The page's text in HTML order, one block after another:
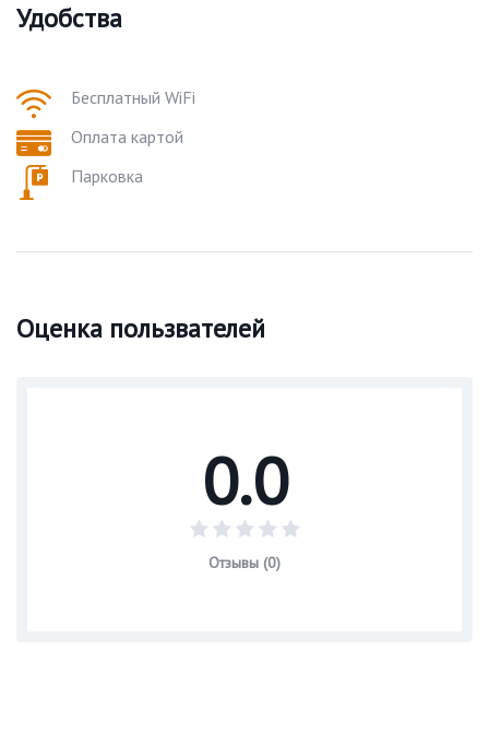
Удобства
Бесплатный WiFi
Оплата картой
Парковка
Оценка пользвателей
0.0
Отзывы (0)